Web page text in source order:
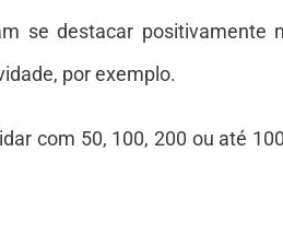
se destacar positivamente
por exemplo.
com 50, 100, 200 ou até